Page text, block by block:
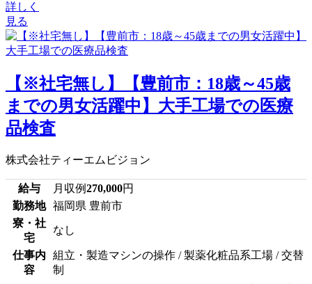
詳しく
見る
【※社宅無し】【豊前市：18歳～45歳
までの男女活躍中】大手工場での医療
品検査
株式会社ティーエムビジョン
給与 月収例270,000円
勤務地
福岡県 豊前市
寮・社
宅
なし
仕事内
容
組立・製造マシンの操作 / 製薬化粧品系工場 / 交替
制